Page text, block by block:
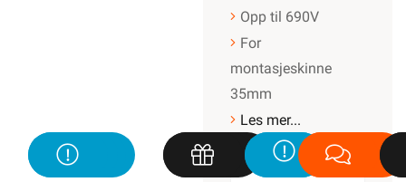
Opp til 690V
For
montasjeskinne
35mm
Les mer...
Varianter